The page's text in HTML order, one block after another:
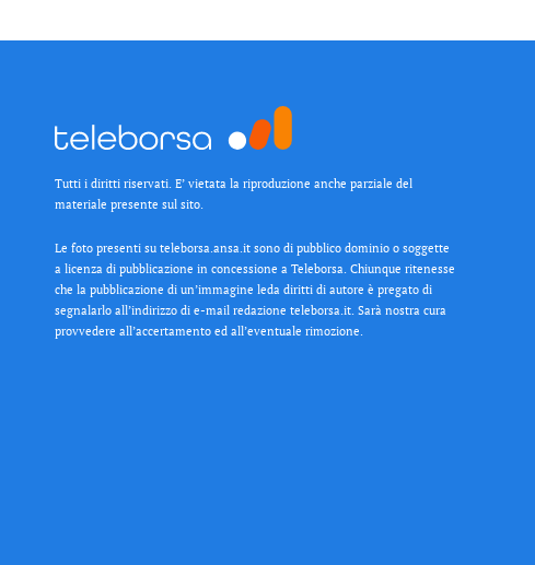
Tutti i diritti riservati. E’ vietata la riproduzione anche parziale del
materiale presente sul sito.
Le foto presenti su teleborsa.ansa.it sono di pubblico dominio o soggette
a licenza di pubblicazione in concessione a Teleborsa. Chiunque ritenesse
che la pubblicazione di un’immagine leda diritti di autore è pregato di
segnalarlo all’indirizzo di e-mail redazione teleborsa.it. Sarà nostra cura
provvedere all’accertamento ed all’eventuale rimozione.